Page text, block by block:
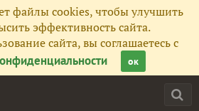
файлы cookies, чтобы улучшить
эффективность сайта.
сайта, вы соглашаетесь с
ок